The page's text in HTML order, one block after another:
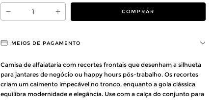
MEIOS DE PAGAMENTO
Camisa de alfaiataria com recortes frontais que desenham a silhueta
para jantares de negócio ou happy hours pós-trabalho. Os recortes
criam um caimento impecável no tronco, enquanto a gola clássica
equilibra modernidade e elegância. Use com a calça do conjunto para